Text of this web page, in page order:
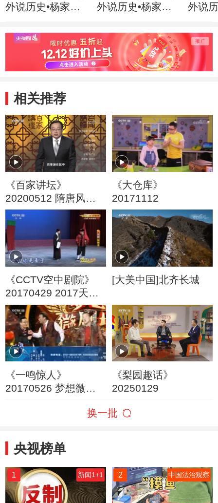
外说历史•杨家将
外说历史•杨家将
外说
相关推荐
《百家讲坛》
20200512 隋唐风云
11 一时瓦岗军
《大仓库》
20171112
《CCTV空中剧院》
20170429 2017天津
行 京剧《锁麟囊》
1/2
[大美中国]北齐长城
《一鸣惊人》
20170526 梦想微剧
《梨园趣话》
20250129
换一批
央视榜单
1 新闻1+1 2 中国法治观察